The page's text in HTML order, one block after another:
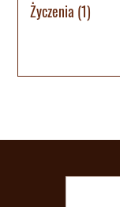
Życzenia (1)